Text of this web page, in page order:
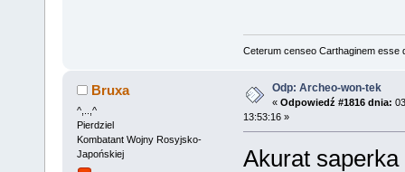
Ceterum censeo Carthaginem esse
Bruxa
^,..,^
Pierdziel
Kombatant Wojny Rosyjsko-
Japońskiej
Odp: Archeo-won-tek
« Odpowiedź #1816 dnia:
13:53:16 »
Akurat